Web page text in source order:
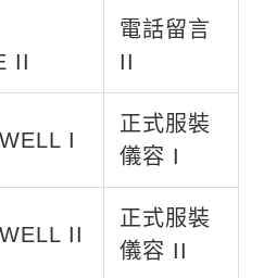
II
電話留言
II
I
正式服裝
儀容 I
II
正式服裝
儀容 II